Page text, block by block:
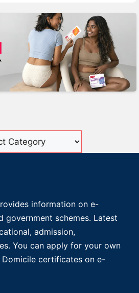
information on e-
government schemes. Latest
admission,
You can apply for your own
Domicile certificates on e-